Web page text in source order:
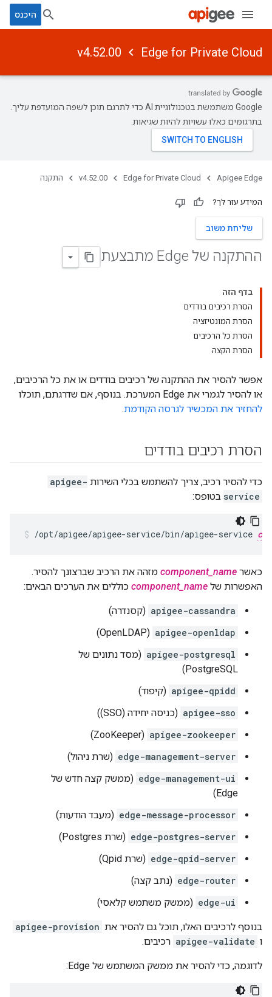
היכנס
Edge for Private Cloud
v4.52.00
‫Google משתמשת בטכנולוגיית AI כדי לתרגם תוכן לשפה המועדפת עליך.
בתרגומים כאלו עשויות להיות שגיאות.
Apigee Edge
Edge for Private Cloud
v4.52.00 התקנה
המידע עזר לך?
שליחת משוב
ההתקנה של Edge מתבצעת
בדף הזה
הסרת רכיבים בודדים
הסרת המונטיזציה
הסרת כל הרכיבים
הסרת הקצה
אפשר להסיר את ההתקנה של רכיבים בודדים או את כל הרכיבים,
או להסיר לגמרי את Edge המערכת. בנוסף, אם שדרגתם, תוכלו
להחזיר את המכשיר לגרסה הקודמת.
הסרת רכיבים בודדים
כדי להסיר רכיב, צריך להשתמש בכלי השירות apigee-
service בטופס:
/opt/apigee/apigee-service/bin/apigee-service
כאשר component_name מזהה את הרכיב שברצונך להסיר.
האפשרות של component_name כוללים את הערכים הבאים:
apigee-cassandra (קסנדרה)
apigee-openldap
(OpenLDAP)
apigee-postgresql (מסד נתונים של
PostgreSQL)
apigee-qpidd (קיפוד)
apigee-sso (כניסה יחידה (SSO))
apigee-zookeeper
(ZooKeeper)
edge-management-server (שרת ניהול)
edge-management-ui (ממשק קצה חדש של
Edge)
edge-message-processor (מעבד הודעות)
edge-postgres-server (שרת Postgres)
edge-qpid-server (שרת Qpid)
edge-router (נתב קצה)
edge-ui (ממשק משתמש קלאסי)
בנוסף לרכיבים האלו, תוכל גם להסיר את apigee-provision
ו apigee-validate רכיבים.
לדוגמה, כדי להסיר את ממשק המשתמש של Edge: